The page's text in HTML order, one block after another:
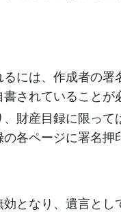
には、作成者の
されていることが
財産目録に限っ
各ページに署名押
となり、遺言とし